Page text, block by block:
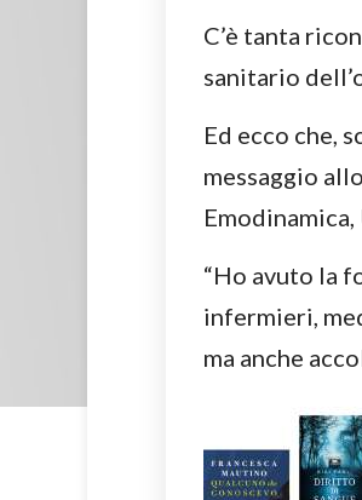
C’è tanta
sanitario
Ed ecco che,
messaggio
“Ho avuto la
infermieri,
ma anche